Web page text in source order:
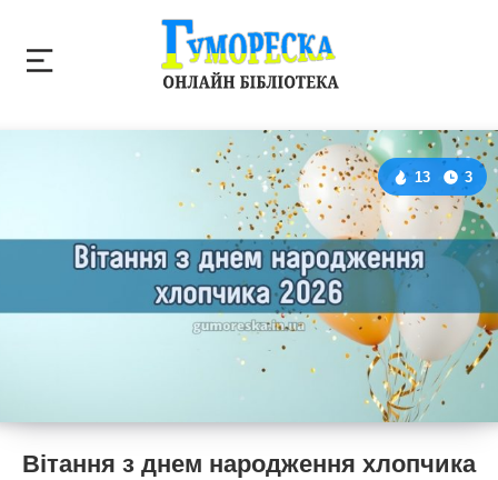
Вітання з днем народження хлопчика
13 3